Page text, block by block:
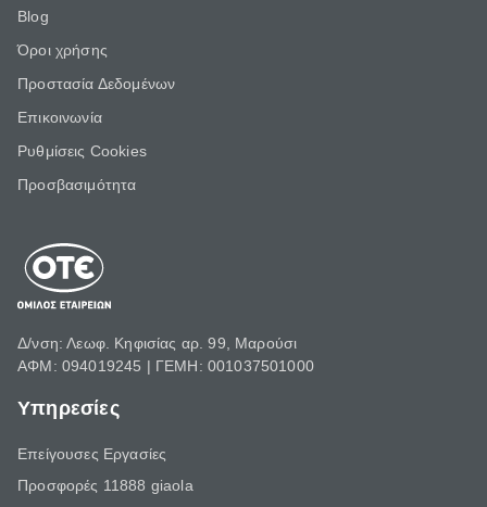
Blog
Όροι χρήσης
Προστασία Δεδομένων
Επικοινωνία
Ρυθμίσεις Cookies
Προσβασιμότητα
Δ/νση: Λεωφ. Κηφισίας αρ. 99, Μαρούσι
ΑΦΜ: 094019245 | ΓΕΜΗ: 001037501000
Υπηρεσίες
Επείγουσες Εργασίες
Προσφορές 11888 giaola